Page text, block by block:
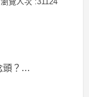
？